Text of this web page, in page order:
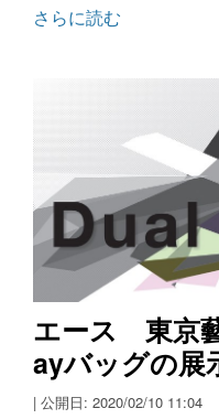
さらに読む
エース 東京
ayバッグの展
| 公開日: 2020/02/10 11:04